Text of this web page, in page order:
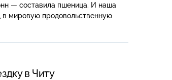
— составила пшеница. И наша
в мировую продовольственную
в Читу